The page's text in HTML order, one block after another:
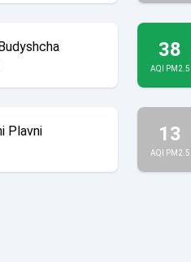
38
AQI PM2.5
Plavni 13
AQI PM2.5